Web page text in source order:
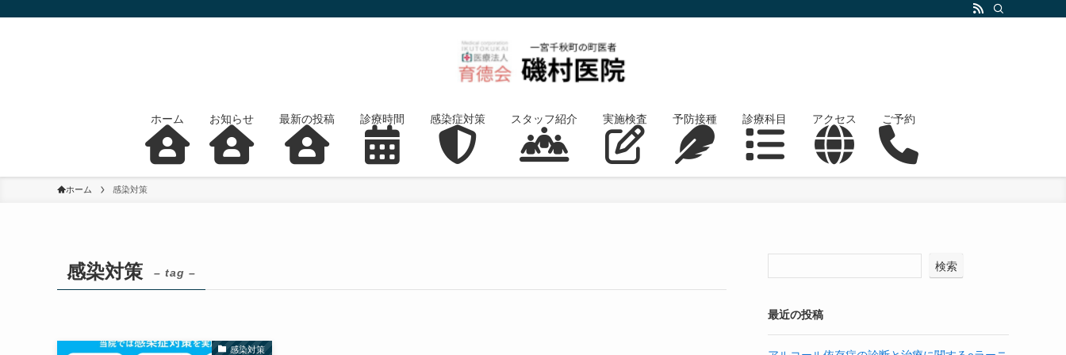
ホーム お知らせ 最新の投稿 診療時間 感染症対策 スタッフ紹介 実施検査 予防接種 診療科目 アクセス ご予約
ホーム 感染対策
感染対策 – tag –
感染対策
検索
最近の投稿